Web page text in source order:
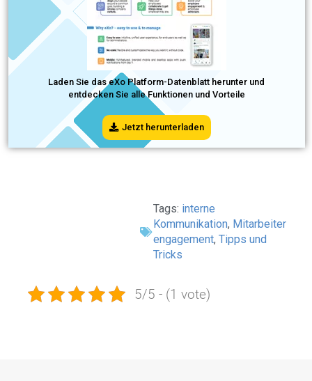
Laden Sie das eXo Platform-Datenblatt herunter und
entdecken Sie alle Funktionen und Vorteile
Jetzt herunterladen
Tags: interne
Kommunikation, Mitarbeiter
engagement,Tipps und
Tricks
5/5 - (1 vote)